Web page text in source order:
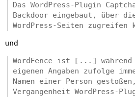
Das WordPress-Plugin
Backdoor eingebaut, über
WordPress-Seiten zugreifen
und
WordFence ist [...] während
eigenen Angaben zufolge
Namen einer Person
Vergangenheit WordPress-